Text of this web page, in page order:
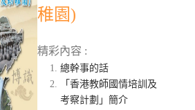
稚園)
精彩內容 :
總幹事的話
「香港教師國情培訓及
考察計劃」簡介